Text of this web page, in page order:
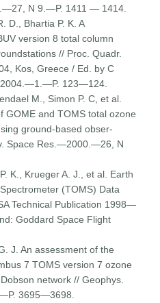
N 9.—P. 1411 — 1414.
D., Bhartia P. K. A
version 8 total column
// Proc. Quadr.
Kos, Greece / Ed. by С
123—124.
M., Simon P. C, et al.
GOME and TOMS total ozone
ground-based obser­
Space Res.—2000.—26, N
K., Krueger A. J., et al. Earth
(TOMS) Data
Technical Publication 1998—
Goddard Space Flight
J. An assessment of the
7 TOMS version 7 ozone
network // Geophys.
3695—3698.